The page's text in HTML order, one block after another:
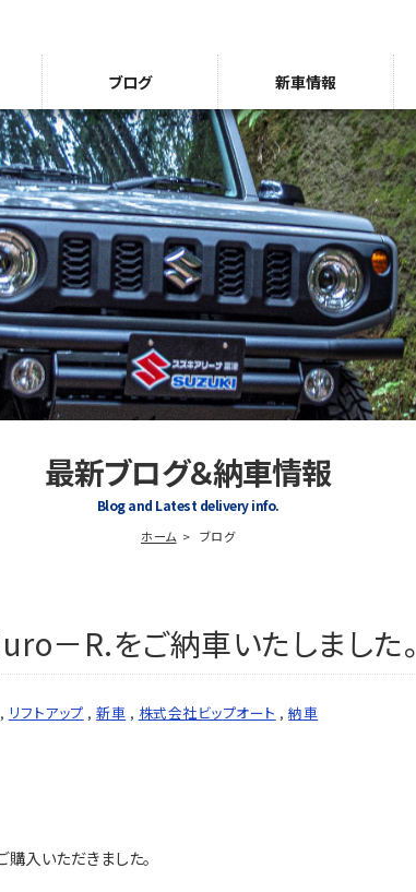
ブログ 新車情報
最新ブログ＆納車情報
Blog and Latest delivery info.
ホーム ブログ
－R.をご納車いたしました。
, リフトアップ ,新車 , 株式会社ビップオート ,納車
入いただきました。